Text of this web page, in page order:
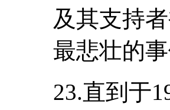
及其支持
最悲壮的事
23.直到于